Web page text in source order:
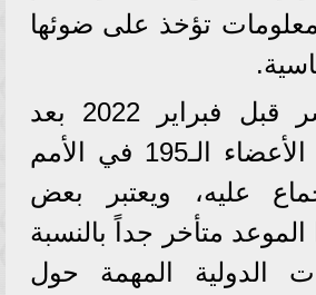
معلومات تؤخذ على ضوئها
لكنه لن ينشر قبل فبراير 2022 بعد
موافقة الدول الأعضاء الـ195 في الأمم
عليه، ويعتبر بعض
الموعد متأخر جداً بالنسبة
الدولية المهمة حول